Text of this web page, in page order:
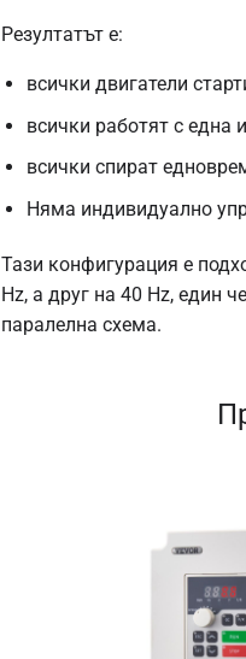
Резултатът е:
всички двигатели
всички работят с една
всички спират
Няма индивидуално
Тази конфигурация е
Hz, а друг на 40 Hz, един
паралелна схема.